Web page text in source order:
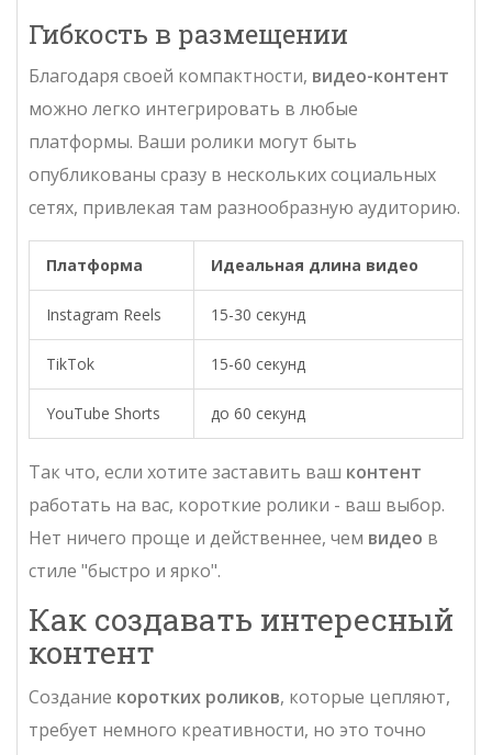
Гибкость в размещении
Благодаря своей компактности, видео-контент
можно легко интегрировать в любые
платформы. Ваши ролики могут быть
опубликованы сразу в нескольких социальных
сетях, привлекая там разнообразную аудиторию.
Платформа Идеальная длина видео
Instagram Reels 15-30 секунд
TikTok 15-60 секунд
YouTube Shorts до 60 секунд
Так что, если хотите заставить ваш контент
работать на вас, короткие ролики - ваш выбор.
Нет ничего проще и действеннее, чем видео в
стиле "быстро и ярко".
Как создавать интересный
контент
Создание коротких роликов, которые цепляют,
требует немного креативности, но это точно